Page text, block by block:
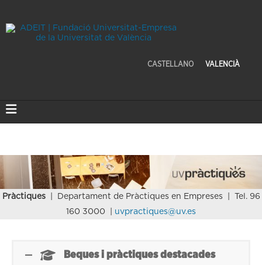
CASTELLANO VALENCIÀ
Pràctiques
| Departament de Pràctiques en Empreses | Tel. 96
160 3000 | uvpractiques@uv.es
Beques i pràctiques destacades